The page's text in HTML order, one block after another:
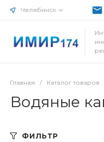
Челябинск
Главная / Каталог товаров
Водяные
ФИЛЬТР